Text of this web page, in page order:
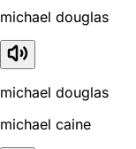
michael douglas
michael douglas
michael caine